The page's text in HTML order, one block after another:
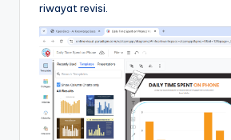
riwayat revisi.